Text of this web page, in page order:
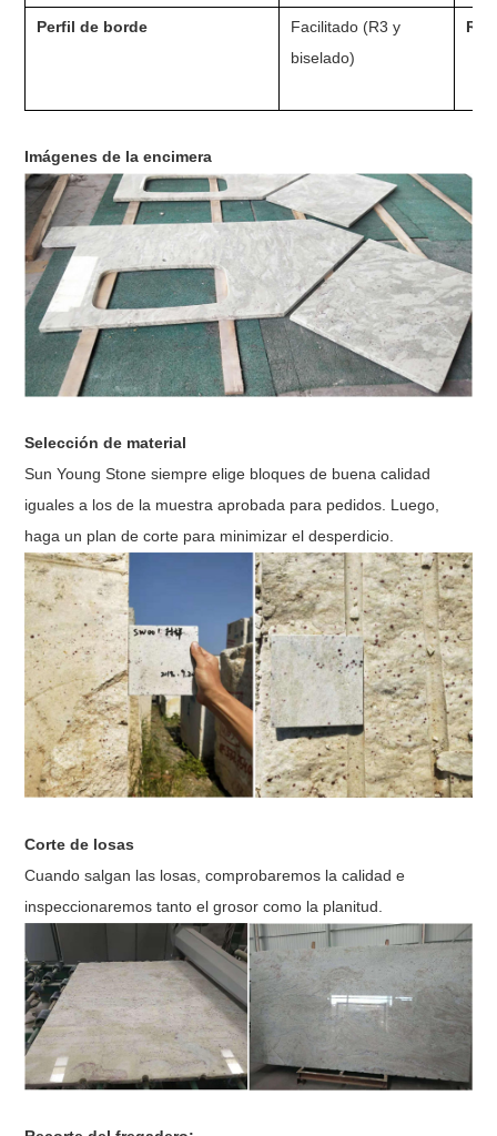
Perfil de borde
Facilitado (R3 y
biselado)
Imágenes de la encimera
Selección de material
Sun Young Stone siempre elige bloques de buena calidad
iguales a los de la muestra aprobada para pedidos. Luego,
haga un plan de corte para minimizar el desperdicio.
Corte de losas
Cuando salgan las losas, comprobaremos la calidad e
inspeccionaremos tanto el grosor como la planitud.